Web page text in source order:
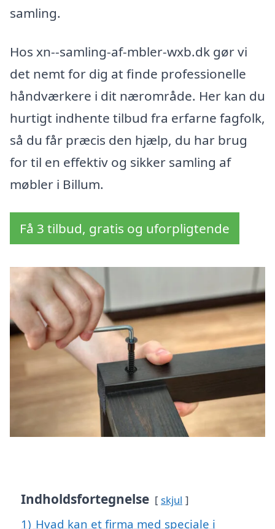
samling.
Hos xn--samling-af-mbler-wxb.dk gør vi
det nemt for dig at finde professionelle
håndværkere i dit nærområde. Her kan du
hurtigt indhente tilbud fra erfarne fagfolk,
så du får præcis den hjælp, du har brug
for til en effektiv og sikker samling af
møbler i Billum.
Få 3 tilbud, gratis og uforpligtende
Indholdsfortegnelse skjul
1) Hvad kan et firma med speciale i